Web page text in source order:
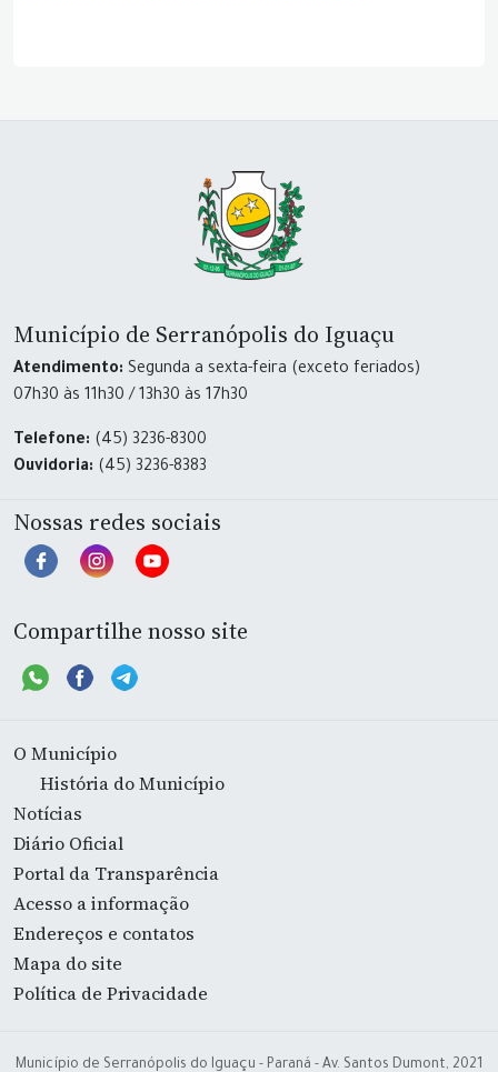
Município de Serranópolis do Iguaçu
Atendimento: Segunda a sexta-feira (exceto feriados)
07h30 às 11h30 / 13h30 às 17h30
Telefone: (45) 3236-8300
Ouvidoria: (45) 3236-8383
Nossas redes sociais
Compartilhe nosso site
O Município
História do Município
Notícias
Diário Oficial
Portal da Transparência
Acesso a informação
Endereços e contatos
Mapa do site
Política de Privacidade
Município de Serranópolis do Iguaçu - Paraná - Av. Santos Dumont, 2021